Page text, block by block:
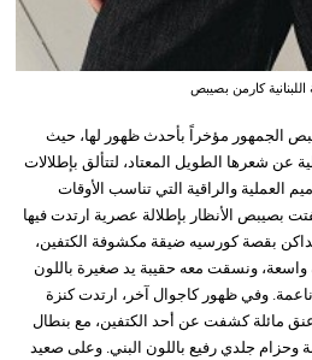
اللبنانية كارمن بصيبص
الجمهور مؤخراً بأحدث ظهور لها، حيث
عن شعرها الطويل المعتاد، لتتألق بإطلالات
العملية والراقية التي تناسب الأوقات
بصيبص الأنظار بإطلالة عصرية ارتدت فيها
بقصة كورسيه ضيقة مكشوفة الكتفين،
ونسقت معه حقيبة يد صغيرة باللون
وفي ظهور كاجوال آخر، ارتدت كنزة
عنق مائلة كشفت عن أحد الكتفين، مع بنطال
جلدي رفيع باللون البني. وعلى صعيد